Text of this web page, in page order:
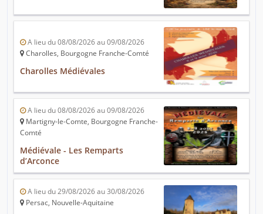
A lieu du 08/08/2026 au 09/08/2026
Charolles, Bourgogne Franche-Comté
Charolles Médiévales
A lieu du 08/08/2026 au 09/08/2026
Martigny-le-Comte, Bourgogne Franche-
Comté
Médiévale - Les Remparts
d’Arconce
A lieu du 29/08/2026 au 30/08/2026
Persac, Nouvelle-Aquitaine